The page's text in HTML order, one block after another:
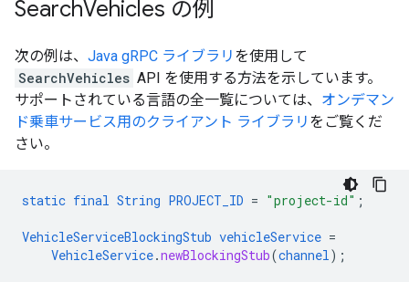
SearchVehicles の例
次の例は、 Java gRPC ライブラリ を使用して
SearchVehicles API を使用する方法を示しています。
サポートされている言語の全一覧については、 オンデマン
ド乗車サービス用のクライアント ライブラリ をご覧くだ
さい。
static final String PROJECT_ID = "project-id" ;
VehicleServiceBlockingStub vehicleService =
VehicleService.newBlockingStub(channel);